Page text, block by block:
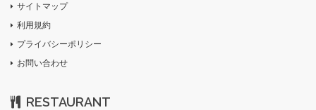
サイトマップ
利用規約
プライバシーポリシー
お問い合わせ
RESTAURANT